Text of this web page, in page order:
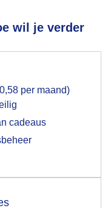
wil je verder
per maand)
cadeaus
voor het
op hebt gegeven,
je browser waarin
popup